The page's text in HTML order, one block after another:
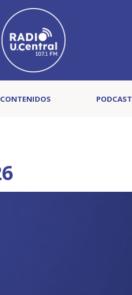
CONTENIDOS PODCAST